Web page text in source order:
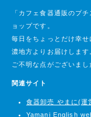
「カフェ食器通販のプ
ョップです。
毎日をちょっとだけ幸
濃地方よりお届けします
ご不明な点がございま
関連サイト
食器卸売 やまに(運
Yamani English